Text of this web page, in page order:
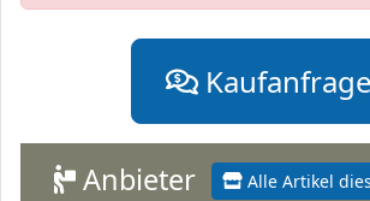
Kaufanfrage
Alle Artikel
Anbieter